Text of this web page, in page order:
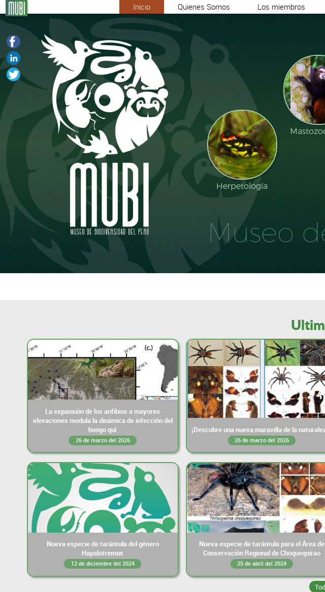
Inicio Quienes Somos Los miembros
Herpetología
Museo
La expansión de los anfibios a mayores
elevaciones modula la dinámica de infección del
hongo quí
26 de marzo del 2026
¡Descubre una nueva maravilla de la
26 de marzo del 2026
Nueva especie de tarántula del género
Hapalotremus
12 de diciembre del 2024
Nueva especie de tarántula para el Área de
Conservación Regional de Choquequirao
25 de abril del 2024